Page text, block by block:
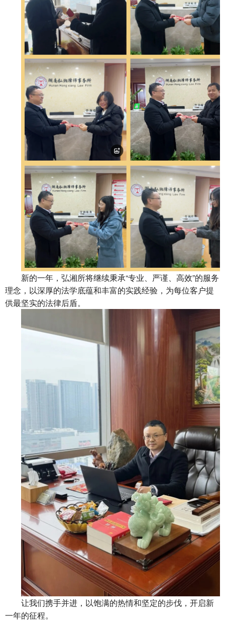
新的一年，弘湘所将继续秉承“专业、严谨、高效”的服务
理念，以深厚的法学底蕴和丰富的实践经验，为每位客户提
供最坚实的法律后盾。
让我们携手并进，以饱满的热情和坚定的步伐，开启新
一年的征程。